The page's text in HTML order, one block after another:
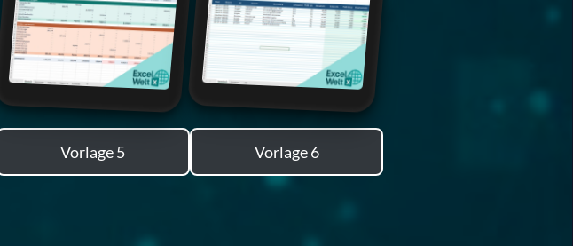
Vorlage 5 Vorlage 6